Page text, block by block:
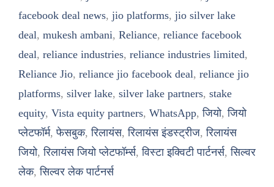
facebook deal news, jio platforms, jio silver lake
deal, mukesh ambani, Reliance, reliance facebook
deal, reliance industries, reliance industries limited,
Reliance Jio, reliance jio facebook deal, reliance jio
platforms, silver lake, silver lake partners, stake
equity, Vista equity partners, WhatsApp,जियो,जियो
प्लेटफॉर्म,फेसबुक,रिलायंस,रिलायंस इंडस्ट्रीज,रिलायंस
जियो,रिलायंस जियो प्लेटफॉर्म्स,विस्टा इक्विटी पार्टनर्स,सिल्वर
लेक,सिल्वर लेक पार्टनर्स